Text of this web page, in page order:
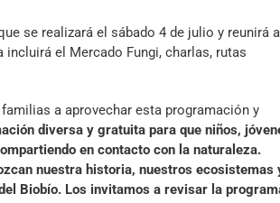
se realizará el sábado 4 de julio y reunirá a
el Mercado Fungi, charlas, rutas
a aprovechar esta programación y
diversa y gratuita para que niños,
en contacto con la naturaleza.
nuestra historia, nuestros ecosistemas
Biobío. Los invitamos a revisar la